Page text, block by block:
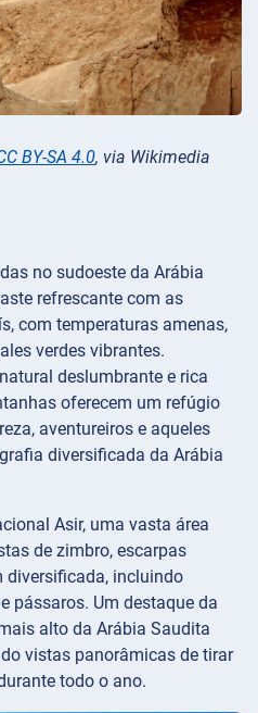
BY-SA 4.0, via Wikimedia
no sudoeste da Arábia
refrescante com as
com temperaturas amenas,
verdes vibrantes.
deslumbrante e rica
oferecem um refúgio
aventureiros e aqueles
diversificada da Arábia
Asir, uma vasta área
de zimbro, escarpas
diversificada, incluindo
pássaros. Um destaque da
alto da Arábia Saudita
vistas panorâmicas de tirar
todo o ano.